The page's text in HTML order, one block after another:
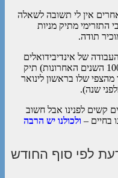
אחרים אין לי תשובה לשאלה
התזרימי מתיק מניות
תודה.
של אינדיבידואלים
שלא חווינו כמותה בימי חיינו (לפחות ב-100 השנים האחרונות) תיק
מהצפי שלו בראשון לינואר
קשים לפנינו אבל חשוב
בחיים – ולכולנו יש הרבה
לפי סוף החודש